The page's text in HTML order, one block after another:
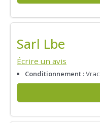
Sarl Lbe
Écrire un avis
Conditionnement :Vrac